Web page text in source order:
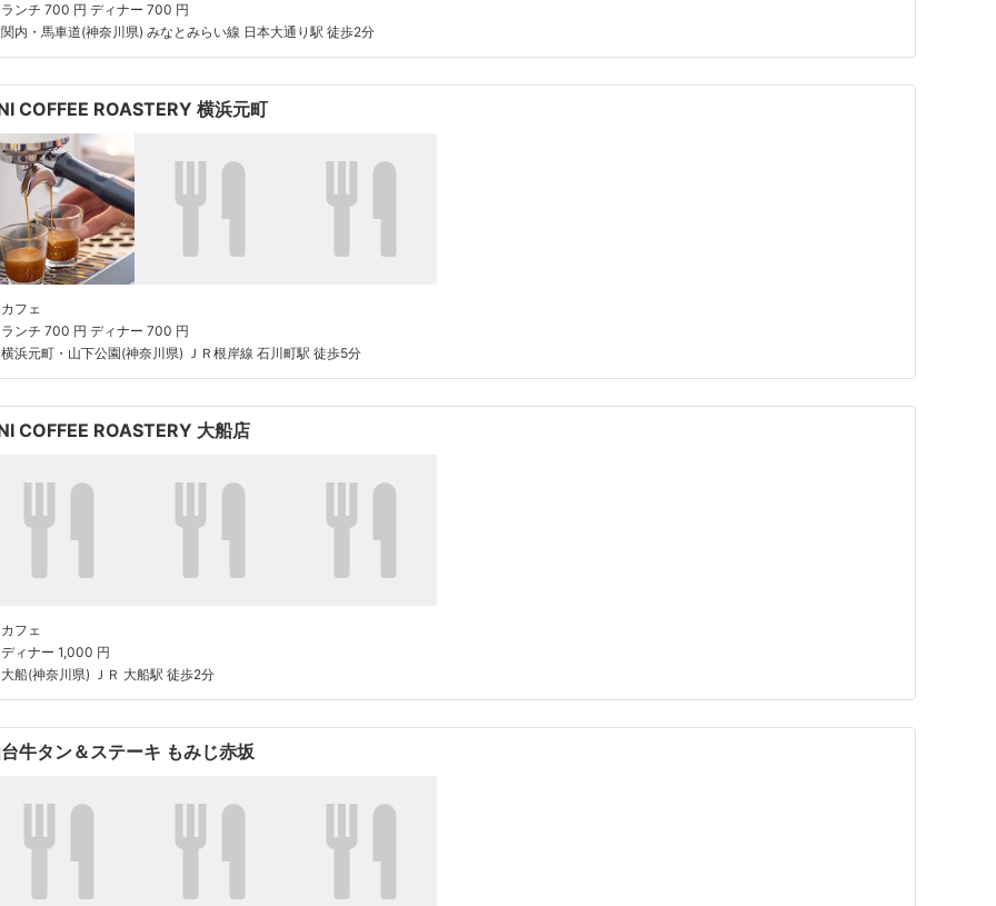
ランチ 700 円 ディナー 700 円
関内・馬車道(神奈川県) みなとみらい線 日本大通り駅 徒歩2分
COFFEE ROASTERY 横浜元町
カフェ
ランチ 700 円 ディナー 700 円
横浜元町・山下公園(神奈川県) ＪＲ根岸線 石川町駅 徒歩5分
COFFEE ROASTERY 大船店
カフェ
ディナー 1,000 円
大船(神奈川県) ＪＲ 大船駅 徒歩2分
牛タン＆ステーキ もみじ赤坂